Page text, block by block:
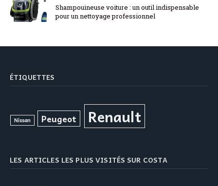
Shampouineuse voiture : un outil indispensable
pour un nettoyage professionnel
ÉTIQUETTES
Nissan Peugeot Renault
LES ARTICLES LES PLUS VISITÉS SUR COSTA